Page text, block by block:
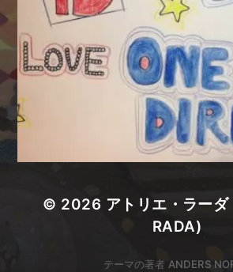
© 2026 アトリエ・ラー
RADA)
テーマの著者 ANDERS